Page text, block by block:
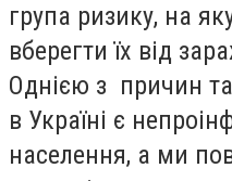
група ризику, на
вберегти їх від
Однією з причин
в Україні є
населення, а ми